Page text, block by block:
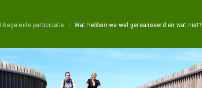
Begeleide participatie Wat hebben we wel gerealiseerd en wat niet?